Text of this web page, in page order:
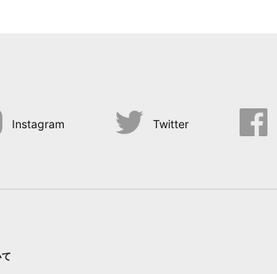
Instagram Twitter